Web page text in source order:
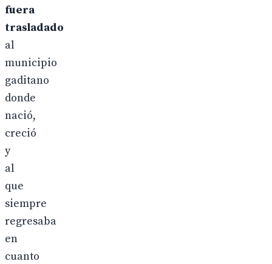
fuera
trasladado
al
municipio
gaditano
donde
nació,
creció
y
al
que
siempre
regresaba
en
cuanto